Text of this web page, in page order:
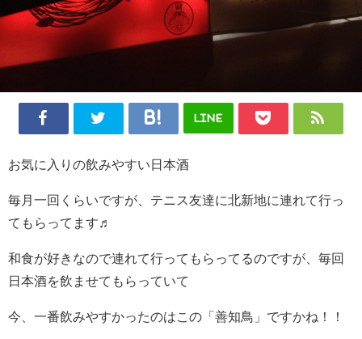
LINE
お気に入りの飲みやすい日本酒
毎月一回くらいですが、テニス友達に北新地に連れて行っ
てもらってます♬
和食が好きなので連れて行ってもらってるのですが、毎回
日本酒を飲ませてもらっていて
今、一番飲みやすかったのはこの「善知鳥」ですかね！！